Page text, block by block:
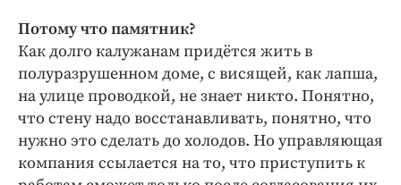
Потому что памятник?
Как долго калужанам придётся жить в
полуразрушенном доме, с висящей, как лапша,
на улице проводкой, не знает никто. Понятно,
что стену надо восстанавливать, понятно, что
нужно это сделать до холодов. Но управляющая
компания ссылается на то, что приступить к